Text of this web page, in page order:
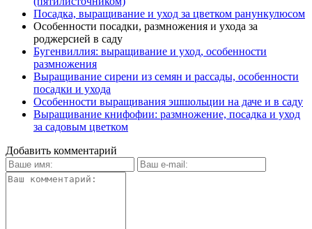
Посадка, выращивание и уход за цветком ранункулюсом
Особенности посадки, размножения и ухода за
роджерсией в саду
Бугенвиллия: выращивание и уход, особенности
размножения
Выращивание сирени из семян и рассады, особенности
посадки и ухода
Особенности выращивания эшшольции на даче и в саду
Выращивание книфофии: размножение, посадка и уход
за садовым цветком
Добавить комментарий